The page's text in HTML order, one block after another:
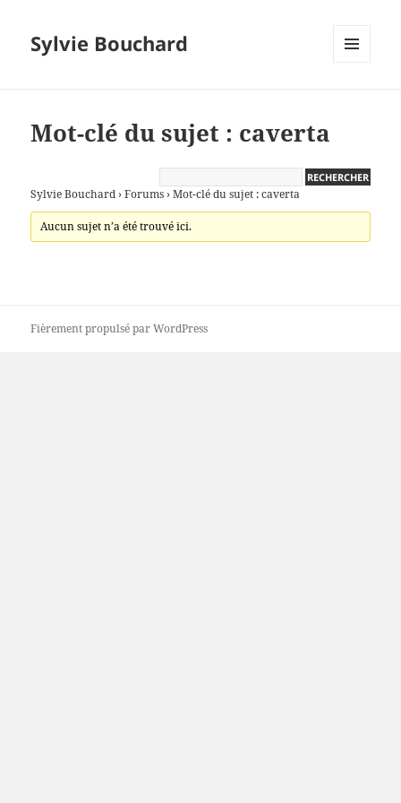
Sylvie Bouchard
Mot-clé du sujet : caverta
Sylvie Bouchard › Forums › Mot-clé du sujet : caverta
Aucun sujet n’a été trouvé ici.
Fièrement propulsé par WordPress